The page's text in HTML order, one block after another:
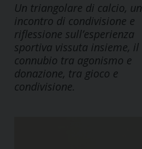
Un triangolare di calcio, un
incontro di condivisione e
riflessione sull’esperienza
sportiva vissuta insieme, il
connubio tra agonismo e
donazione, tra gioco e
condivisione.